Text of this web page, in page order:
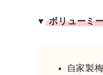
▼ ボリューミ
自家製